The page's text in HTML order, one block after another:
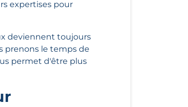
expertises pour
deviennent toujours
prenons le temps de
permet d'être plus